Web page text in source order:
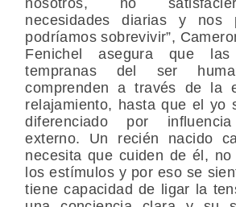
necesidades diarias y nos
podríamos sobrevivir”,
Fenichel asegura que
tempranas del ser
comprenden a través de la
relajamiento, hasta que el yo
diferenciado por
externo. Un recién nacido
necesita que cuiden de él, no
los estímulos y por eso se
tiene capacidad de ligar la